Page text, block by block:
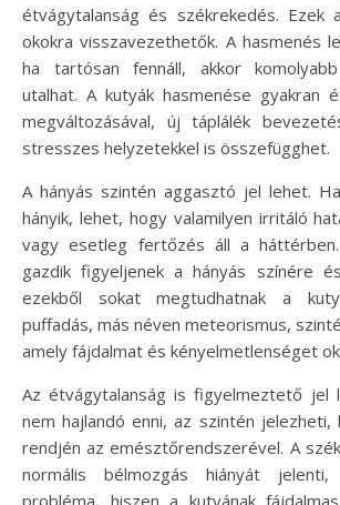
étvágytalanság és székrekedés. Ezek
okokra visszavezethetők. A hasmenés
ha tartósan fennáll, akkor
utalhat. A kutyák hasmenése gyakran
megváltozásával, új táplálék
stresszes helyzetekkel is összefügghet.
A hányás szintén aggasztó jel lehet.
hányik, lehet, hogy valamilyen irritáló
vagy esetleg fertőzés áll a
gazdik figyeljenek a hányás színére
ezekből sokat megtudhatnak a
puffadás, más néven meteorismus,
amely fájdalmat és kényelmetlenséget
Az étvágytalanság is figyelmeztető jel
nem hajlandó enni, az szintén jelezheti,
rendjén az emésztőrendszerével. A
normális bélmozgás hiányát
probléma, hiszen a kutyának